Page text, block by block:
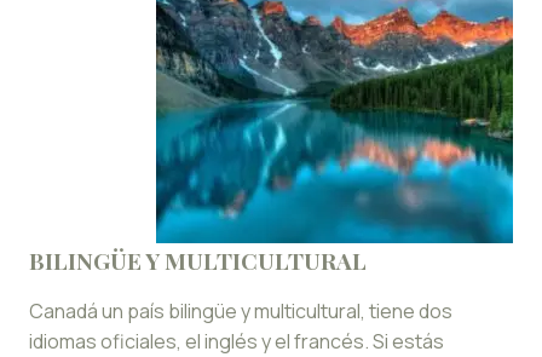
BILINGÜE Y MULTICULTURAL
Canadá un país bilingüe y multicultural, tiene dos
idiomas oficiales, el inglés y el francés. Si estás